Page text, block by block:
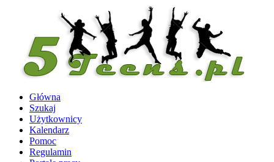
Główna
Szukaj
Użytkownicy
Kalendarz
Pomoc
Regulamin